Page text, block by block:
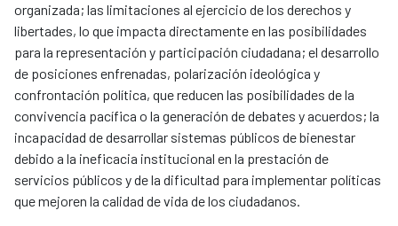
organizada; las limitaciones al ejercicio de los derechos y
libertades, lo que impacta directamente en las posibilidades
para la representación y participación ciudadana; el desarrollo
de posiciones enfrenadas, polarización ideológica y
confrontación política, que reducen las posibilidades de la
convivencia pacífica o la generación de debates y acuerdos; la
incapacidad de desarrollar sistemas públicos de bienestar
debido a la ineficacia institucional en la prestación de
servicios públicos y de la dificultad para implementar políticas
que mejoren la calidad de vida de los ciudadanos.